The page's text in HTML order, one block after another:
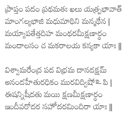
ప్రాప్తం పదం ప్రథమతః ఖలు యత్ప్రభావాత్
మాంగల్యభాజి మధుమాథిని మన్మథేన |
మయ్యాపతేత్తదిహ మంథరమీక్షణార్థం
మందాలసం చ మకరాలయ కన్యకా యాః ||
విశ్వామరేంద్ర పద విభ్రమ దానదక్షమ్
ఆనందహేతురధికం మురవిద్విషో ‌உపి |
ఈషన్నిషీదతు మయి క్షణమీక్షణార్థం
ఇందీవరోదర సహోదరమిందిరా యాః ||